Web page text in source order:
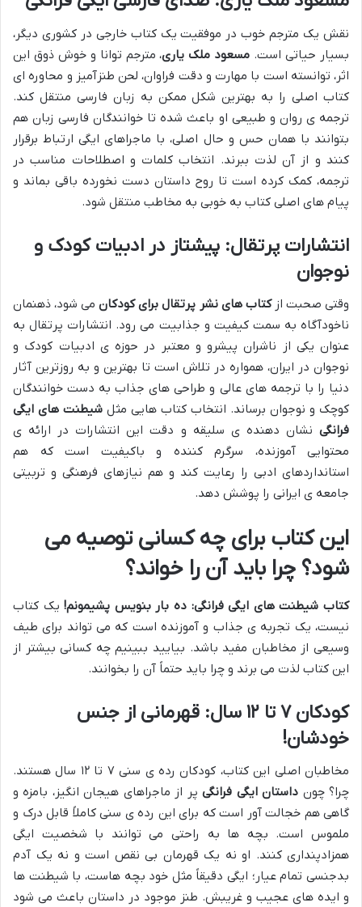
نقش یک مترجم خوب در موفقیت یک کتاب خارجی در کشوری دیگر،
بسیار حیاتی است. مسعود ملک یاری، مترجم توانا و خوش ذوق این
اثر، توانسته است با مهارت و دقت فراوان، لحن طنزآمیز و محاوره ای
کتاب اصلی را به بهترین شکل ممکن به زبان فارسی منتقل کند.
ترجمه ی روان و طبیعی او باعث شده تا خوانندگان فارسی زبان هم
بتوانند با همان حس و حال اصلی، با ماجراهای ایگی ارتباط برقرار
کنند و از آن لذت ببرند. انتخاب کلمات و اصطلاحات مناسب در
ترجمه، کمک کرده است تا روح داستان دست نخورده باقی بماند و
پیام های اصلی کتاب به خوبی به مخاطب منتقل شود.
انتشارات پرتقال: پیشتاز در ادبیات کودک و
نوجوان
وقتی صحبت ازکتاب های نشر پرتقال برای کودکانمی شود، ذهنمان
ناخودآگاه به سمت کیفیت و جذابیت می رود. انتشارات پرتقال به
عنوان یکی از ناشران پیشرو و معتبر در حوزه ی ادبیات کودک و
نوجوان در ایران، همواره در تلاش است تا بهترین و به روزترین آثار
دنیا را با ترجمه های عالی و طراحی های جذاب به دست خوانندگان
کوچک و نوجوان برساند. انتخاب کتاب هایی مثل شیطنت های ایگی
فرانگی نشان دهنده ی سلیقه و دقت این انتشارات در ارائه ی
محتوایی آموزنده، سرگرم کننده و باکیفیت است که هم
استانداردهای ادبی را رعایت کند و هم نیازهای فرهنگی و تربیتی
جامعه ی ایرانی را پوشش دهد.
این کتاب برای چه کسانی توصیه می
شود؟ چرا باید آن را خواند؟
کتاب شیطنت های ایگی فرانگی: ده بار بنویس پشیمونم!یک کتاب
نیست، یک تجربه ی جذاب و آموزنده است که می تواند برای طیف
وسیعی از مخاطبان مفید باشد. بیایید ببینیم چه کسانی بیشتر از
این کتاب لذت می برند و چرا باید حتماً آن را بخوانند.
کودکان ۷ تا ۱۲ سال: قهرمانی از جنس
خودشان!
مخاطبان اصلی این کتاب، کودکان رده ی سنی ۷ تا ۱۲ سال هستند.
چرا؟ چون داستان ایگی فرانگیپر از ماجراهای هیجان انگیز، بامزه و
گاهی هم خجالت آور است که برای این رده ی سنی کاملاً قابل درک و
ملموس است. بچه ها به راحتی می توانند با شخصیت ایگی
همزادپنداری کنند. او نه یک قهرمان بی نقص است و نه یک آدم
بدجنسی تمام عیار؛ ایگی دقیقاً مثل خود بچه هاست، با شیطنت ها
و ایده های عجیب و غریبش. طنز موجود در داستان باعث می شود